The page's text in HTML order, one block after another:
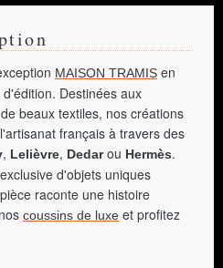
MAISON TRAMIS en
Destinées aux
beaux textiles, nos créations
français à travers des
, Lelièvre, Dedarou Hermès.
d'objets uniques
raconte une histoire
coussins de luxe et profitez